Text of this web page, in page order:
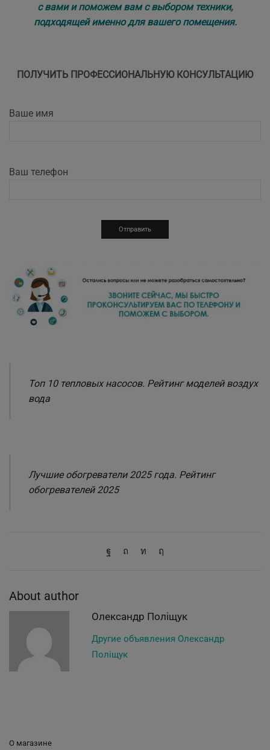
с вами и поможем вам с выбором техники,
подходящей именно для вашего помещения.
ПОЛУЧИТЬ ПРОФЕССИОНАЛЬНУЮ КОНСУЛЬТАЦИЮ
Ваше имя
Ваш телефон
Топ 10 тепловых насосов. Рейтинг моделей воздух
вода
Лучшие обогреватели 2025 года. Рейтинг
обогревателей 2025
About author
Олександр Поліщук
Другие объявления Олександр
Поліщук
О магазине